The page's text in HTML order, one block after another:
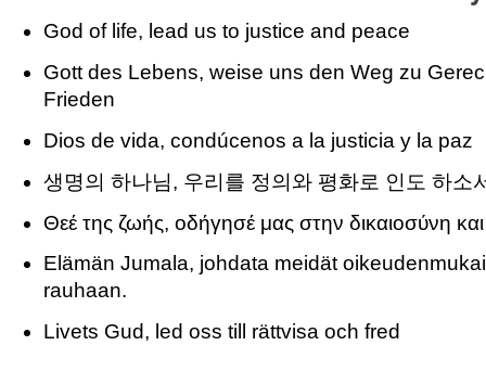
God of life, lead us to justice and peace
Gott des Lebens, weise uns den Weg zu
Frieden
Dios de vida, condúcenos a la justicia y la paz
생명의 하나님, 우리를 정의와 평화로 인도 하소
Θεέ της ζωής, οδήγησέ μας στην δικαιοσύνη
Elämän Jumala, johdata meidät
rauhaan.
Livets Gud, led oss till rättvisa och fred